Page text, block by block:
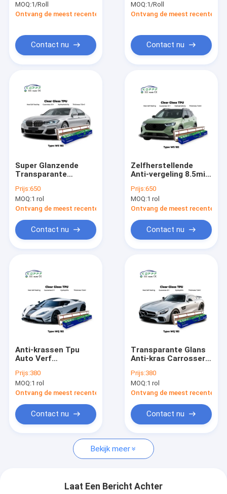
Producten
Videos
Over ons
Contacteer ons
Vraag een offerte aan
Glanzende verfbeschermingsfilm
Installatievriendelijke
zelfklevende kleur
MOQ:1/Roll
Ontvang de meest recente Prijs
Contact nu
Zelfklevend Anti-geel
MOQ:1/Roll
Ontvang de meest recente
Contact nu
Super Glanzende
Transparante
Carrosserie
Beschermfolie
Prijs:650
MOQ:1 rol
Ontvang de meest recente Prijs
Contact nu
Zelfherstellende
Anti-vergeling 8.5mil
Transparant Helder
PPF
Prijs:650
MOQ:1 rol
Ontvang de meest recente
Contact nu
Anti-krassen Tpu
Auto Verf
Auto Film
Transparante
Duidelijke Tpu Ppf
Prijs:380
MOQ:1 rol
Ontvang de meest recente Prijs
Contact nu
Transparante Glans
Anti-kras Carrosserie
TPU PPF Film
Prijs:380
MOQ:1 rol
Ontvang de meest recente
Contact nu
Bekijk meer
Laat Een Bericht Achter